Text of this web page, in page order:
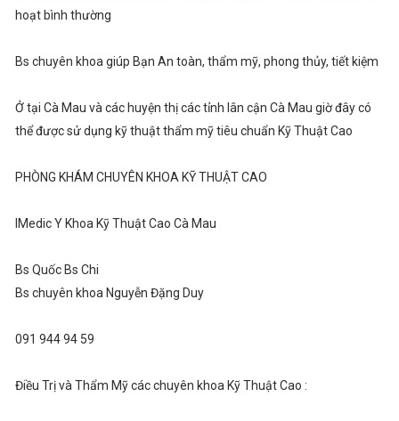
hoạt bình thường
Bs chuyên khoa giúp Bạn An toàn, thẩm mỹ, phong thủy, tiết kiệm
Ở tại Cà Mau và các huyện thị các tỉnh lân cận Cà Mau giờ đây có
thể được sử dụng kỹ thuật thẩm mỹ tiêu chuẩn Kỹ Thuật Cao
PHÒNG KHÁM CHUYÊN KHOA KỸ THUẬT CAO
IMedic Y Khoa Kỹ Thuật Cao Cà Mau
Bs Quốc Bs Chi
Bs chuyên khoa Nguyễn Đặng Duy
091 944 94 59
Điều Trị và Thẩm Mỹ các chuyên khoa Kỹ Thuật Cao :